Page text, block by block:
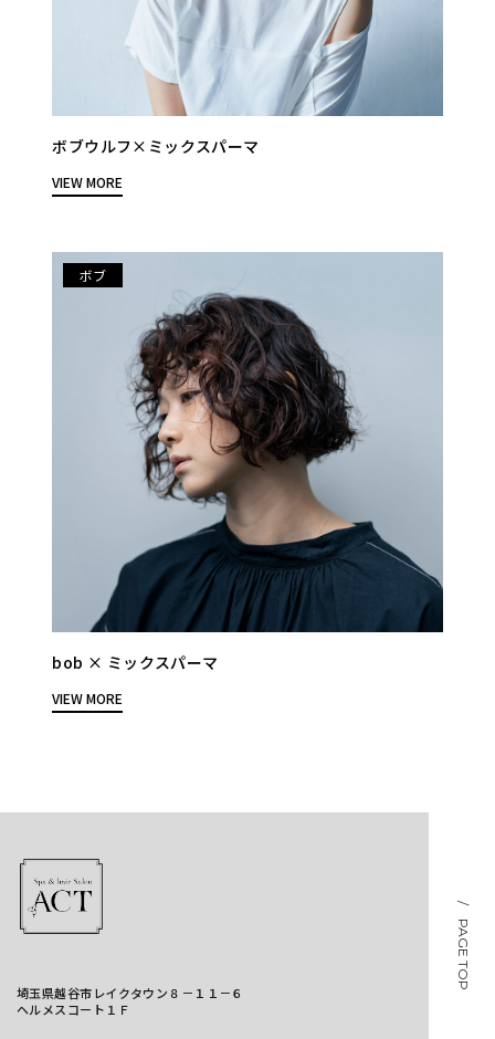
ボブウルフ×ミックスパーマ
VIEW MORE
ボブ
bob × ミックスパーマ
VIEW MORE
/ PAGE TOP
埼玉県越谷市レイクタウン８－１１－６
ヘルメスコート１Ｆ